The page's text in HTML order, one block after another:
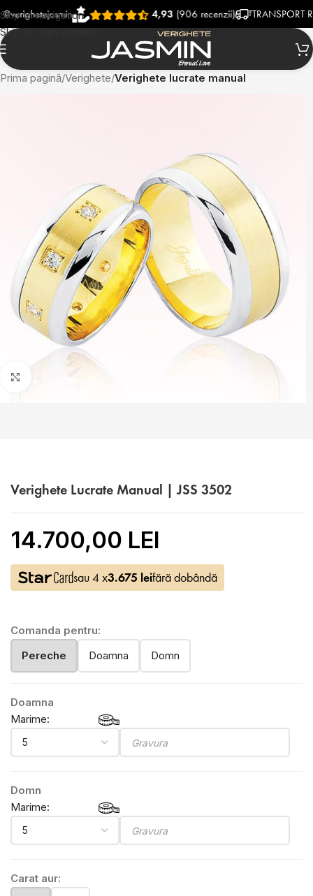
Skip to navigation
Skip to main content
4,93(906 recenzii) TRANSPORT RAPID
Prima pagină Verighete Verighete lucrate manual
Verighete Lucrate Manual | JSS 3502
14.700,00 LEI
sau 4 x3.675 leifără dobândă
Comanda pentru:
Pereche
Doamna Domn
Doamna
Marime:
Domn
Marime:
Carat aur: